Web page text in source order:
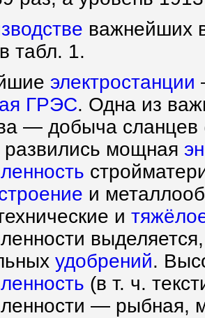
важнейших
табл. 1.
электростанции
ГРЭС. Одна из
— добыча
развились мощная
и
и
удобрений.
(в т. ч.
— рыбная,